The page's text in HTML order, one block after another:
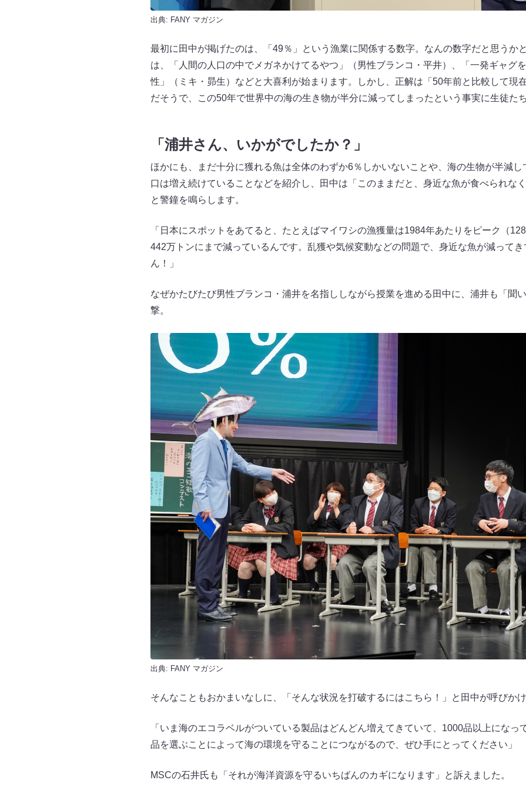
出典: FANY マガジン
最初に田中が掲げたのは、「49％」という漁業に関係する数字。なんの数字だと思うか
は、「人間の人口の中でメガネかけてるやつ」（男性ブランコ・平井）、「一発ギャグ
性」（ミキ・昴生）などと大喜利が始まります。しかし、正解は「50年前と比較して現
だそうで、この50年で世界中の海の生き物が半分に減ってしまったという事実に生徒た
「浦井さん、いかがでしたか？」
ほかにも、まだ十分に獲れる魚は全体のわずか6％しかいないことや、海の生物が半減し
口は増え続けていることなどを紹介し、田中は「このままだと、身近な魚が食べられな
と警鐘を鳴らします。
「日本にスポットをあてると、たとえばマイワシの漁獲量は1984年あたりをピーク（
442万トンにまで減っているんです。乱獲や気候変動などの問題で、身近な魚が減って
ん！」
なぜかたびたび男性ブランコ・浦井を名指ししながら授業を進める田中に、浦井も「聞
撃。
出典: FANY マガジン
そんなこともおかまいなしに、「そんな状況を打破するにはこちら！」と田中が呼びかけ
「いま海のエコラベルがついている製品はどんどん増えてきていて、1000品以上になっ
品を選ぶことによって海の環境を守ることにつながるので、ぜひ手にとってください」
MSCの石井氏も「それが海洋資源を守るいちばんのカギになります」と訴えました。